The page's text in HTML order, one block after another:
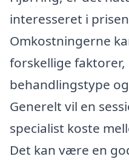
interesseret i
Omkostningerne
forskellige faktorer,
behandlingstype
Generelt vil en
specialist koste
Det kan være en